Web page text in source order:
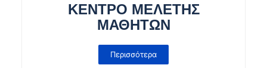
ΚΕΝΤΡΟ ΜΕΛΕΤΗΣ
ΜΑΘΗΤΩΝ
Περισσότερα